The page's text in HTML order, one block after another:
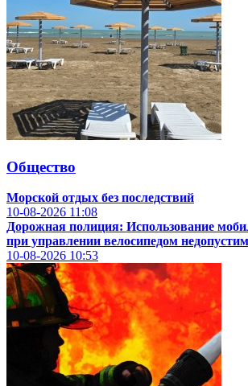
Общество
Морской отдых без последствий
10-08-2026 11:08
Дорожная полиция: Использование
при управлении велосипедом
10-08-2026 10:53